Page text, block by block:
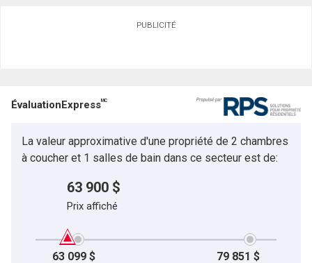
PUBLICITÉ
ÉvaluationExpressMC
La valeur approximative d'une propriété de 2 chambres
à coucher et 1 salles de bain dans ce secteur est de:
63 900 $
Prix affiché
63 099 $ 79 851 $